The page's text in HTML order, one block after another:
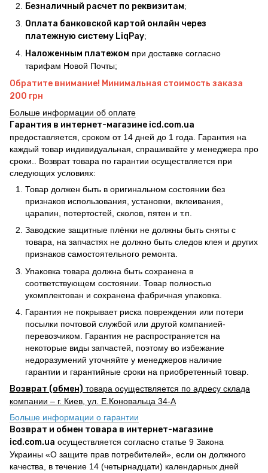
Безналичный расчет по реквизитам;
Оплата банковской картой онлайн через
платежную систему LiqPay;
Наложенным платежом при доставке согласно
тарифам Новой Почты;
Обратите внимание! Минимальная стоимость заказа
200 грн
Больше информации об оплате
Гарантия в интернет-магазине icd.com.ua
предоставляется, сроком от 14 дней до 1 года. Гарантия на
каждый товар индивидуальная, спрашивайте у менеджера про
сроки.. Возврат товара по гарантии осуществляется при
следующих условиях:
Товар должен быть в оригинальном состоянии без
признаков использования, установки, вклеивания,
царапин, потертостей, сколов, пятен и т.п.
Заводские защитные плёнки не должны быть сняты с
товара, на запчастях не должно быть следов клея и других
признаков самостоятельного ремонта.
Упаковка товара должна быть сохранена в
соответствующем состоянии. Товар полностью
укомплектован и сохранена фабричная упаковка.
Гарантия не покрывает риска повреждения или потери
посылки почтовой службой или другой компанией-
перевозчиком. Гарантия не распространяется на
некоторые виды запчастей, поэтому во избежание
недоразумений уточняйте у менеджеров наличие
гарантии и гарантийные сроки на приобретенный товар.
Возврат (обмен) товара осуществляется по адресу склада
компании – г. Киев, ул. Е.Коновальца 34-А
Больше информации о гарантии
Возврат и обмен товара в интернет-магазине
icd.com.ua осуществляется согласно статье 9 Закона
Украины «О защите прав потребителей», если он должного
качества, в течение 14 (четырнадцати) календарных дней